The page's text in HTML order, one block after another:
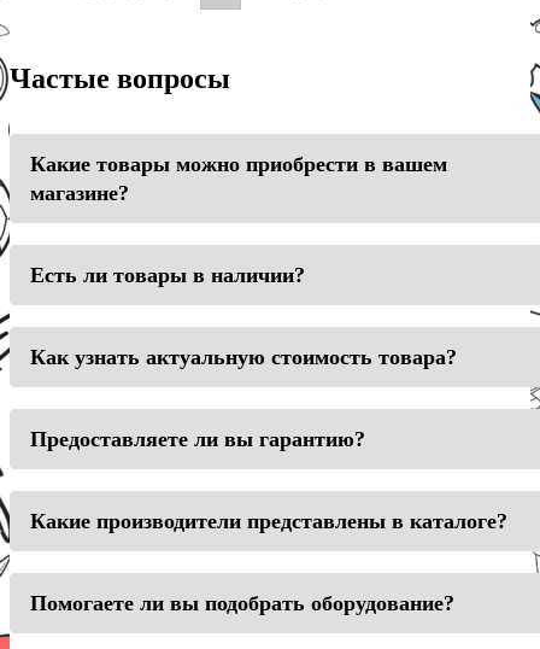
Частые вопросы
Какие товары можно приобрести в вашем
магазине?
Есть ли товары в наличии?
Как узнать актуальную стоимость товара?
Предоставляете ли вы гарантию?
Какие производители представлены в каталоге?
Помогаете ли вы подобрать оборудование?